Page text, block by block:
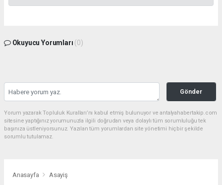
Okuyucu Yorumları (0)
Gönder
Yorum yazarak Topluluk Kuralları’nı kabul etmiş bulunuyor ve antalyahabertakip.com
sitesine yaptığınız yorumunuzla ilgili doğrudan veya dolaylı tüm sorumluluğu tek
başınıza üstleniyorsunuz. Yazılan tüm yorumlardan site yönetimi hiçbir şekilde
sorumlu tutulamaz.
Anasayfa Asayiş